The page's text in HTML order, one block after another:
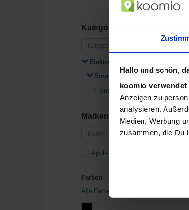
Hallo und schön,
koomio verwendet
Anzeigen zu
analysieren.
Medien, Werbung
zusammen, die Du
Kategorien
Elektronik
Smartwatches
Smartwatch-Zubehör
Marken
Apple
Farben
Alle Farben